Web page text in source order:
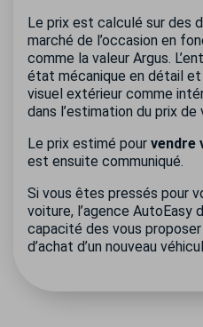
Le prix est calculé sur des
marché de l’occasion en
comme la valeur Argus.
état mécanique en détail
visuel extérieur comme
dans l’estimation du prix de
Le prix estimé pour vendre
est ensuite communiqué.
Si vous êtes pressés pour
voiture, l’agence AutoEasy
capacité des vous
d’achat d’un nouveau